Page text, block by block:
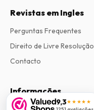
9,3★★★★★
Revistas em Ingles
Perguntas Frequentes
Direito de Livre Resolução
Contacto
Informações